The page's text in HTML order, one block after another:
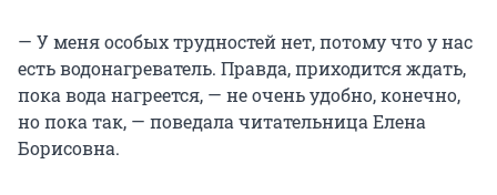
— У меня особых трудностей нет, потому что у нас
есть водонагреватель. Правда, приходится ждать,
пока вода нагреется, — не очень удобно, конечно,
но пока так, — поведала читательница Елена
Борисовна.